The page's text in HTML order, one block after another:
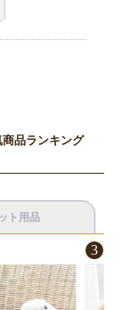
品ランキング
ト用品
3